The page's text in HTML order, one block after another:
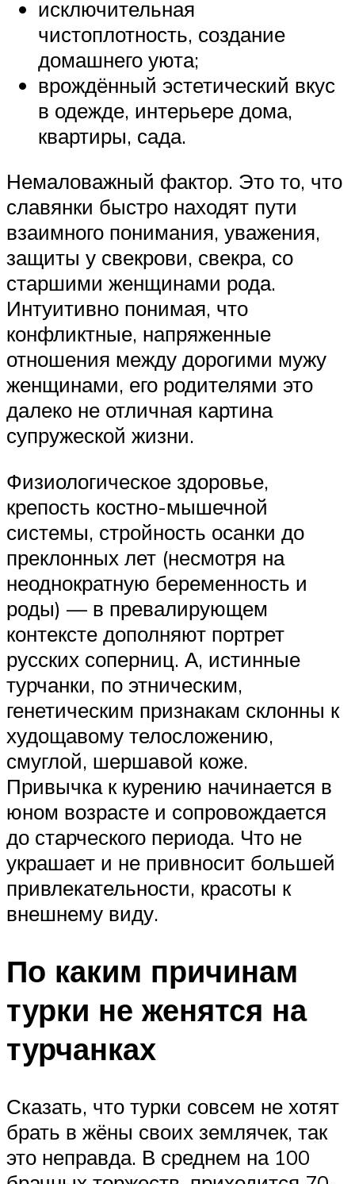
исключительная
чистоплотность, создание
домашнего уюта;
врождённый эстетический вкус
в одежде, интерьере дома,
квартиры, сада.
Немаловажный фактор. Это то, что
славянки быстро находят пути
взаимного понимания, уважения,
защиты у свекрови, свекра, со
старшими женщинами рода.
Интуитивно понимая, что
конфликтные, напряженные
отношения между дорогими мужу
женщинами, его родителями это
далеко не отличная картина
супружеской жизни.
Физиологическое здоровье,
крепость костно-мышечной
системы, стройность осанки до
преклонных лет (несмотря на
неоднократную беременность и
роды) — в превалирующем
контексте дополняют портрет
русских соперниц. А, истинные
турчанки, по этническим,
генетическим признакам склонны к
худощавому телосложению,
смуглой, шершавой коже.
Привычка к курению начинается в
юном возрасте и сопровождается
до старческого периода. Что не
украшает и не привносит большей
привлекательности, красоты к
внешнему виду.
По каким причинам
турки не женятся на
турчанках
Сказать, что турки совсем не хотят
брать в жёны своих землячек, так
это неправда. В среднем на 100